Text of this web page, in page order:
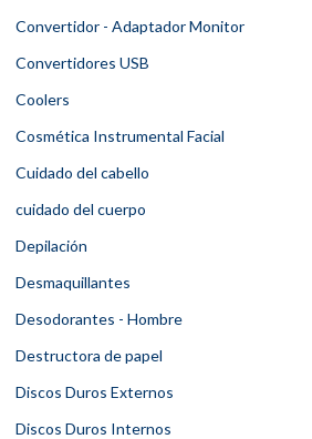
Convertidor - Adaptador Monitor
Convertidores USB
Coolers
Cosmética Instrumental Facial
Cuidado del cabello
cuidado del cuerpo
Depilación
Desmaquillantes
Desodorantes - Hombre
Destructora de papel
Discos Duros Externos
Discos Duros Internos